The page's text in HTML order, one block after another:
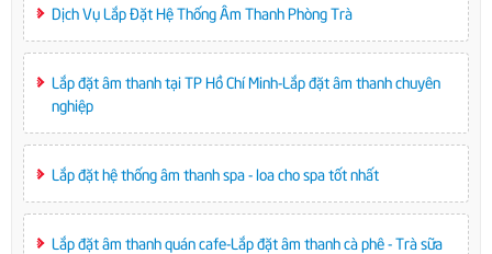
Dịch Vụ Lắp Đặt Hệ Thống Âm Thanh Phòng Trà
Lắp đặt âm thanh tại TP Hồ Chí Minh-Lắp đặt âm thanh chuyên
nghiệp
Lắp đặt hệ thống âm thanh spa - loa cho spa tốt nhất
Lắp đặt âm thanh quán cafe-Lắp đặt âm thanh cà phê - Trà sữa